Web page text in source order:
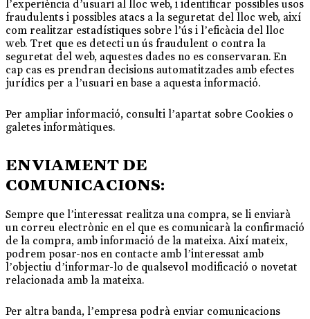
l’experiència d’usuari al lloc web, i identificar possibles usos
fraudulents i possibles atacs a la seguretat del lloc web, així
com realitzar estadístiques sobre l’ús i l’eficàcia del lloc
web. Tret que es detecti un ús fraudulent o contra la
seguretat del web, aquestes dades no es conservaran. En
cap cas es prendran decisions automatitzades amb efectes
jurídics per a l’usuari en base a aquesta informació.
Per ampliar informació, consulti l’apartat sobre Cookies o
galetes informàtiques.
ENVIAMENT DE
COMUNICACIONS:
Sempre que l’interessat realitza una compra, se li enviarà
un correu electrònic en el que es comunicarà la confirmació
de la compra, amb informació de la mateixa. Així mateix,
podrem posar-nos en contacte amb l’interessat amb
l’objectiu d’informar-lo de qualsevol modificació o novetat
relacionada amb la mateixa.
Per altra banda, l’empresa podrà enviar comunicacions